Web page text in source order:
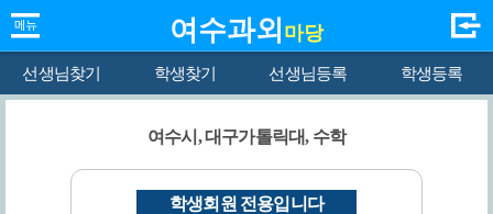
여수과외 마당
선생님찾기 학생찾기 선생님등록 학생등록
여수시, 대구가톨릭대, 수학
학생회원 전용입니다